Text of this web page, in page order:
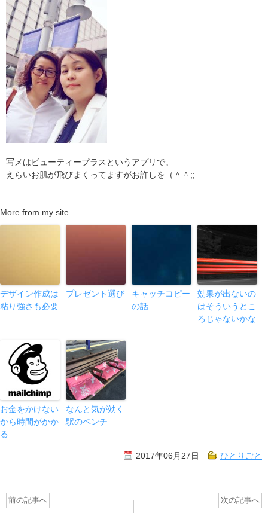
写メはビューティープラスというアプリで。
えらいお肌が飛びまくってますがお許しを（＾＾;;
More from my site
デザイン作成は
粘り強さも必要
プレゼント選び
キャッチコピー
の話
効果が出ないの
はそういうとこ
ろじゃないかな
お金をかけない
から時間がかか
る
なんと気が効く
駅のベンチ
2017年06月27日 ひとりごと
前の記事へ 次の記事へ